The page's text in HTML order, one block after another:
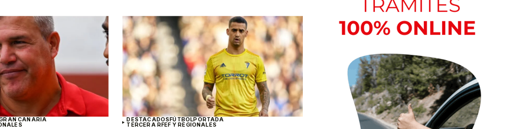
CANARIA
DESTACADOSFÚTBOLPORTADA
TERCERA RFEF Y REGIONALES